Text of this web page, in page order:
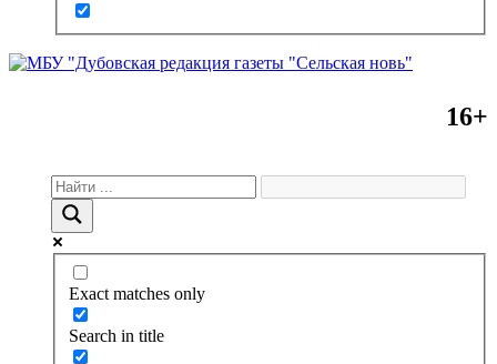
16+
Exact matches only
Search in title